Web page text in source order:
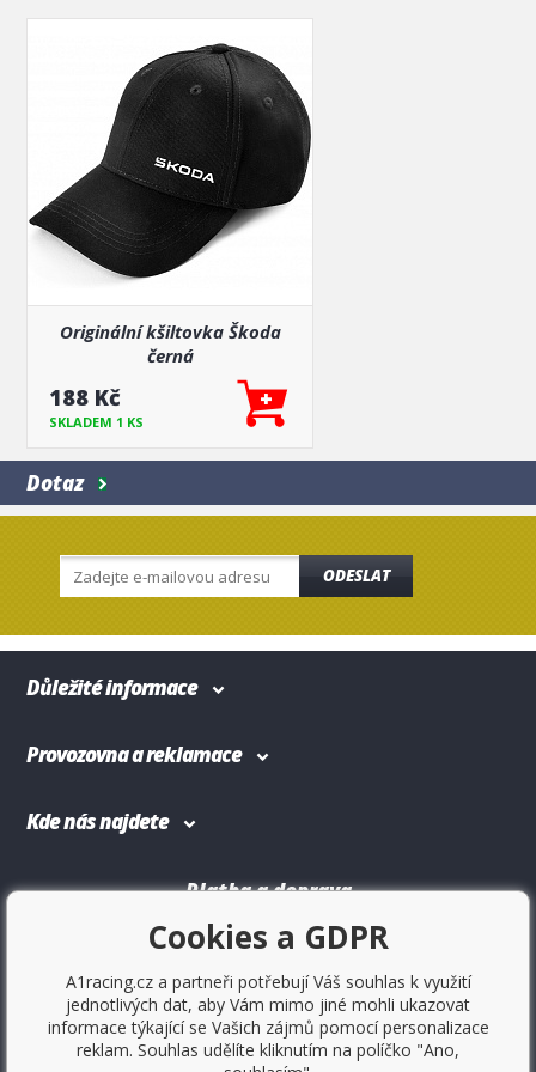
Originální kšiltovka Škoda
černá
188 Kč
SKLADEM 1 KS
Dotaz
ODESLAT
Důležité informace
Provozovna a reklamace
Kde nás najdete
Platba a doprava
Cookies a GDPR
A1racing.cz a partneři potřebují Váš souhlas k využití
jednotlivých dat, aby Vám mimo jiné mohli ukazovat
informace týkající se Vašich zájmů pomocí personalizace
reklam. Souhlas udělíte kliknutím na políčko "Ano,